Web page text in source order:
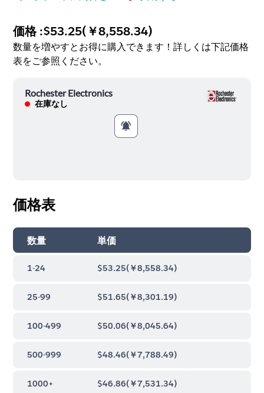
価格 :$53.25(￥8,558.34)
数量を増やすとお得に購入できます！詳しくは下記価格
表をご参照ください。
Rochester Electronics
在庫なし
価格表
数量 単価
1-24 $53.25(￥8,558.34)
25-99 $51.65(￥8,301.19)
100-499 $50.06(￥8,045.64)
500-999 $48.46(￥7,788.49)
1000+ $46.86(￥7,531.34)